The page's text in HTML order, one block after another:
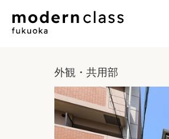
外観・共用部